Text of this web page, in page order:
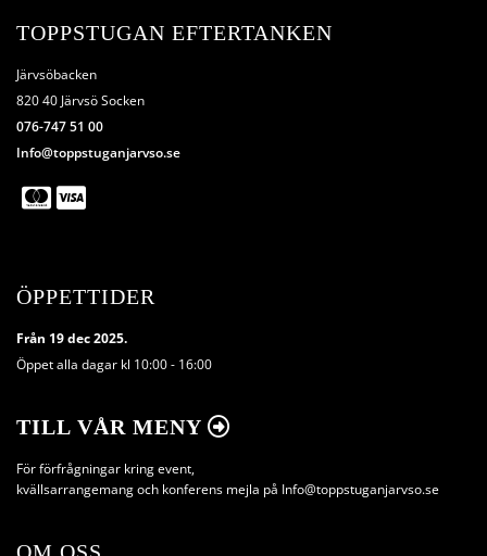
TOPPSTUGAN EFTERTANKEN
Järvsöbacken
820 40 Järvsö Socken
076-747 51 00
Info@toppstuganjarvso.se
ÖPPETTIDER
Från 19 dec 2025.
Öppet alla dagar kl 10:00 - 16:00
TILL VÅR MENY 
För förfrågningar kring event,
kvällsarrangemang och konferens mejla på Info@toppstuganjarvso.se